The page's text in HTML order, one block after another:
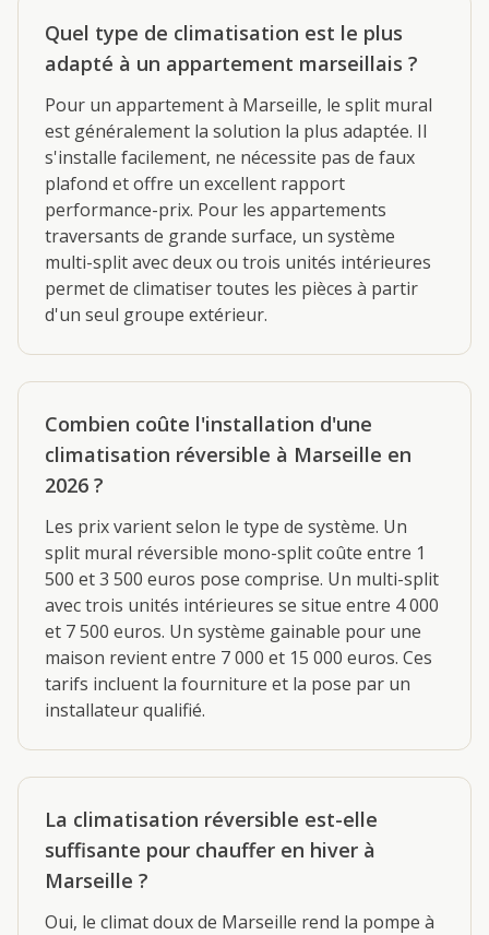
Quel type de climatisation est le plus
adapté à un appartement marseillais ?
Pour un appartement à Marseille, le split mural
est généralement la solution la plus adaptée. Il
s'installe facilement, ne nécessite pas de faux
plafond et offre un excellent rapport
performance-prix. Pour les appartements
traversants de grande surface, un système
multi-split avec deux ou trois unités intérieures
permet de climatiser toutes les pièces à partir
d'un seul groupe extérieur.
Combien coûte l'installation d'une
climatisation réversible à Marseille en
2026 ?
Les prix varient selon le type de système. Un
split mural réversible mono-split coûte entre 1
500 et 3 500 euros pose comprise. Un multi-split
avec trois unités intérieures se situe entre 4 000
et 7 500 euros. Un système gainable pour une
maison revient entre 7 000 et 15 000 euros. Ces
tarifs incluent la fourniture et la pose par un
installateur qualifié.
La climatisation réversible est-elle
suffisante pour chauffer en hiver à
Marseille ?
Oui, le climat doux de Marseille rend la pompe à